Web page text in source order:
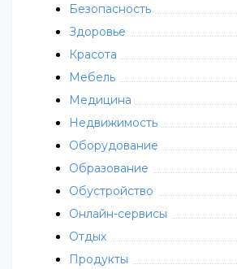
Безопасность
Здоровье
Красота
Мебель
Медицина
Недвижимость
Оборудование
Образование
Обустройство
Онлайн-сервисы
Отдых
Продукты